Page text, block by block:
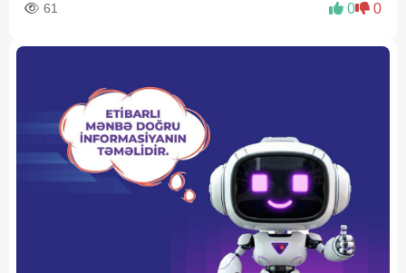
61 0 0